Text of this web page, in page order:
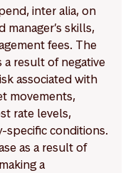
inter alia, on
skills,
fees. The
a result of negative
associated with
movements,
rate levels,
specific conditions.
as a result of
a